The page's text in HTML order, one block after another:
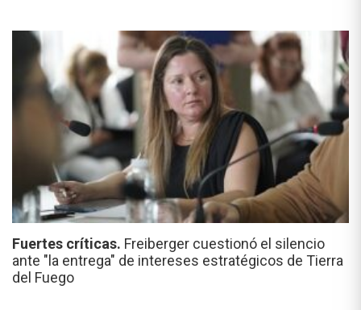
Fuertes críticas. Freiberger cuestionó el silencio
ante "la entrega" de intereses estratégicos de Tierra
del Fuego